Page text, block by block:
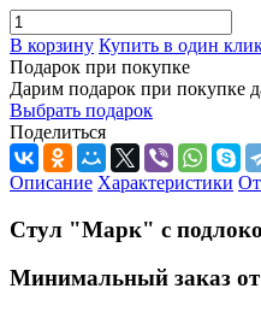
В корзину Купить в один
Подарок при покупке
Дарим подарок при покупке
Выбрать подарок
Поделиться
Описание Характеристики
Стул "Марк" с
Минимальный заказ